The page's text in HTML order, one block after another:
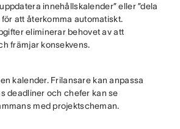
innehållskalender” eller ”dela
att återkomma automatiskt.
eliminerar behovet av att
främjar konsekvens.
kalender. Frilansare kan anpassa
deadliner och chefer kan se
med projektscheman.